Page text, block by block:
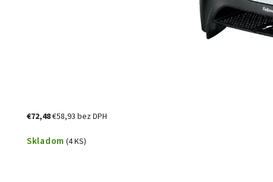
€72,48€58,93 bez DPH
Skladom (4 KS)